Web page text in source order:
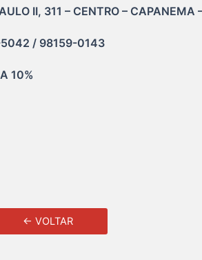
II, 311 – CENTRO – CAPANEMA
/ 98159-0143
10%
← VOLTAR